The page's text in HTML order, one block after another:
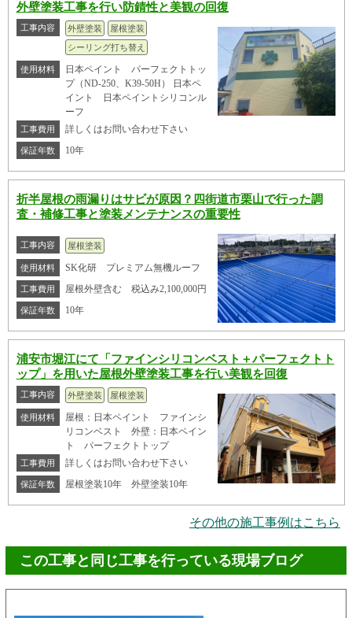
外壁塗装工事を行い防錆性と美観の回復
工事内容 外壁塗装
屋根塗装
シーリング打ち替え
使用材料
日本ペイント パーフェクトトッ
プ（ND-250、K39-50H） 日本ペ
イント 日本ペイントシリコンル
ーフ
工事費用 詳しくはお問い合わせ下さい
保証年数 10年
折半屋根の雨漏りはサビが原因？四街道市栗山で行った調
査・補修工事と塗装メンテナンスの重要性
工事内容 屋根塗装
使用材料 SK化研 プレミアム無機ルーフ
工事費用 屋根外壁含む 税込み2,100,000円
保証年数 10年
浦安市堀江にて「ファインシリコンベスト＋パーフェクトト
ップ」を用いた屋根外壁塗装工事を行い美観を回復
工事内容 外壁塗装 屋根塗装
使用材料
屋根：日本ペイント ファインシ
リコンベスト 外壁：日本ペイン
ト パーフェクトトップ
工事費用 詳しくはお問い合わせ下さい
保証年数 屋根塗装10年 外壁塗装10年
その他の施工事例はこちら
この工事と同じ工事を行っている現場ブログ